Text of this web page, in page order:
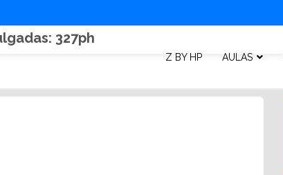
Z BY HP AULAS
327ph